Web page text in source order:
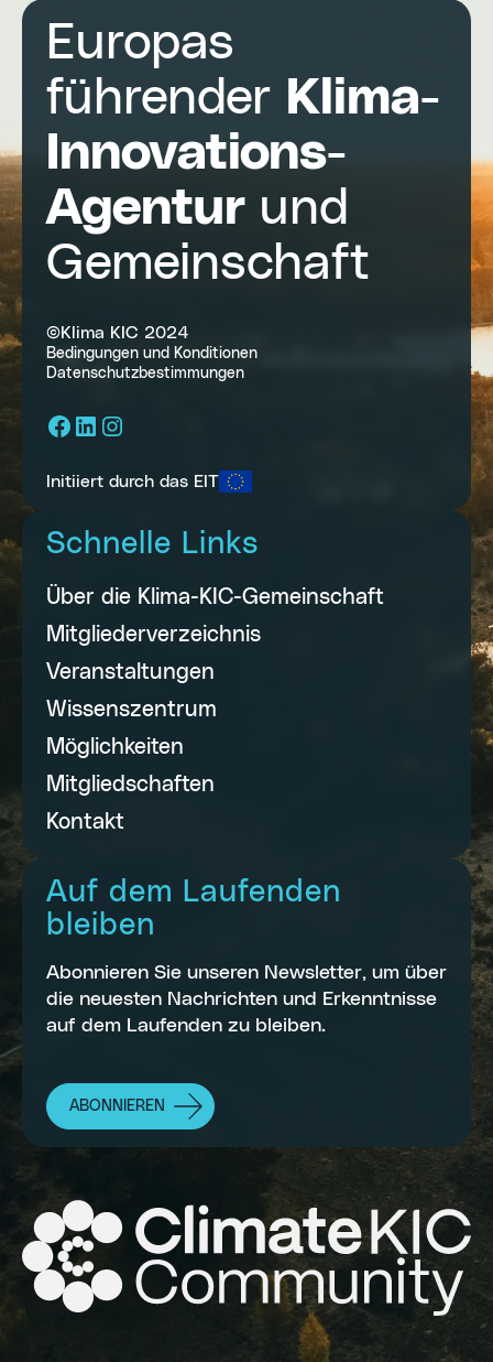
Europas
führender Klima-
Innovations-
Agentur und
Gemeinschaft
©Klima KIC 2024
Bedingungen und Konditionen
Datenschutzbestimmungen
Facebook
LinkedIn
Instagram
Initiiert durch das EIT
Schnelle Links
Über die Klima-KIC-Gemeinschaft
Mitgliederverzeichnis
Veranstaltungen
Wissenszentrum
Möglichkeiten
Mitgliedschaften
Kontakt
Auf dem Laufenden
bleiben
Abonnieren Sie unseren Newsletter, um über
die neuesten Nachrichten und Erkenntnisse
auf dem Laufenden zu bleiben.
ABONNIEREN